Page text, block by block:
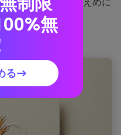
ょう。
画像例
無
る→